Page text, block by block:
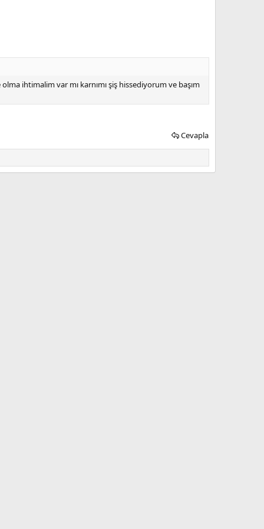
ihtimalim var mı karnımı şiş hissediyorum ve başım
Cevapla